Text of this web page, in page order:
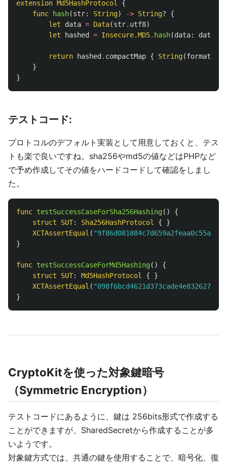
extension Md5HashProtocol
{
func
hash(str: String) -> String?
{
let
data = Data(str. utf8)
let
hashed = Insecure.MD5. hash(data: data
return hashed . compactMap { String(format
}
}
テストコード:
プロトコルのデフォルト実装として用意しておくと、テス
トも楽で良いですね。sha256やmd5の値などはPHPなど
で予め作成してその値をハードコードして確認をしまし
た。
func testSuccessCaseForSha256Hashing()
{
struct
SUT: Sha256HashProtocol {
}
XCTAssertEqual (
}
func testSuccessCaseForMd5Hashing()
{
struct
SUT: Md5HashProtocol {
}
XCTAssertEqual (
}
CryptoKitを使った対象鍵暗号
（Symmetric Encryption）
テストコードにあるように、鍵は 256bits形式で作成する
ことができますが、SharedSecretから作成することが多
いようです。
対象鍵方式では、共通の鍵を使用することで、暗号化、復